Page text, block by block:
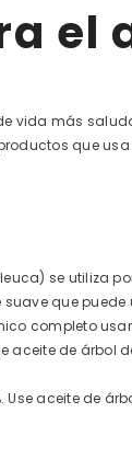
el
vida más
que usa
se utiliza
que puede
completo
de árbol
aceite de